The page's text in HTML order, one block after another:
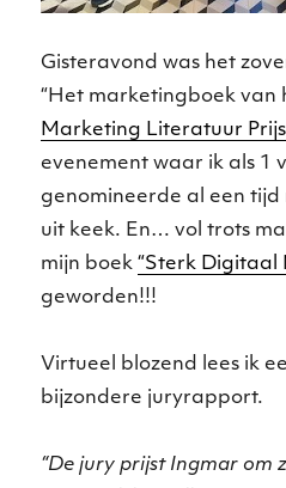
Gisteravond was het
“Het marketingboek van
Marketing Literatuur
evenement waar ik als 1
genomineerde al een
uit keek. En… vol trots
mijn boek“Sterk Digitaal
geworden!!!
Virtueel blozend lees ik
bijzondere juryrapport.
“De jury prijst Ingmar om